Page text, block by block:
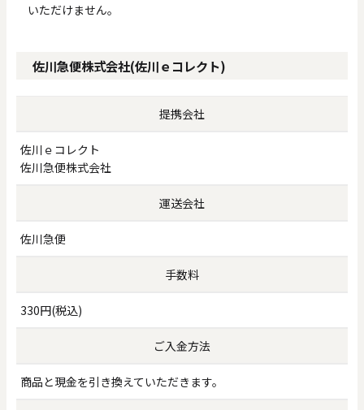
いただけません。
佐川急便株式会社(佐川ｅコレクト)
提携会社
佐川ｅコレクト
佐川急便株式会社
運送会社
佐川急便
手数料
330円(税込)
ご入金方法
商品と現金を引き換えていただきます。